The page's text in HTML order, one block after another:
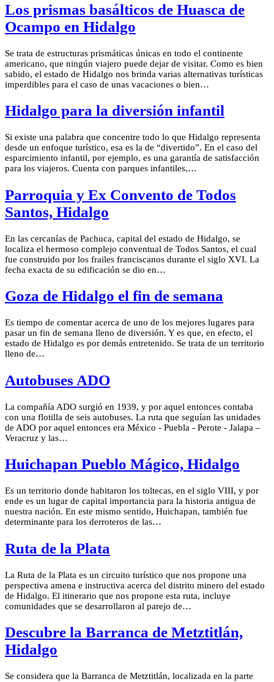
Los prismas basálticos de Huasca de
Ocampo en Hidalgo
Se trata de estructuras prismáticas únicas en todo el continente
americano, que ningún viajero puede dejar de visitar. Como es bien
sabido, el estado de Hidalgo nos brinda varias alternativas turísticas
imperdibles para el caso de unas vacaciones o bien…
Hidalgo para la diversión infantil
Si existe una palabra que concentre todo lo que Hidalgo representa
desde un enfoque turístico, esa es la de “divertido”. En el caso del
esparcimiento infantil, por ejemplo, es una garantía de satisfacción
para los viajeros. Cuenta con parques infantiles,…
Parroquia y Ex Convento de Todos
Santos, Hidalgo
En las cercanías de Pachuca, capital del estado de Hidalgo, se
localiza el hermoso complejo conventual de Todos Santos, el cual
fue construido por los frailes franciscanos durante el siglo XVI. La
fecha exacta de su edificación se dio en…
Goza de Hidalgo el fin de semana
Es tiempo de comentar acerca de uno de los mejores lugares para
pasar un fin de semana lleno de diversión. Y es que, en efecto, el
estado de Hidalgo es por demás entretenido. Se trata de un territorio
lleno de…
Autobuses ADO
La compañía ADO surgió en 1939, y por aquel entonces contaba
con una flotilla de seis autobuses. La ruta que seguían las unidades
de ADO por aquel entonces era México - Puebla - Perote - Jalapa –
Veracruz y las…
Huichapan Pueblo Mágico, Hidalgo
Es un territorio donde habitaron los toltecas, en el siglo VIII, y por
ende es un lugar de capital importancia para la historia antigua de
nuestra nación. En este mismo sentido, Huichapan, también fue
determinante para los derroteros de las…
Ruta de la Plata
La Ruta de la Plata es un circuito turístico que nos propone una
perspectiva amena e instructiva acerca del distrito minero del estado
de Hidalgo. El itinerario que nos propone esta ruta, incluye
comunidades que se desarrollaron al parejo de…
Descubre la Barranca de Metztitlán,
Hidalgo
Se considera que la Barranca de Metztitlán, localizada en la parte